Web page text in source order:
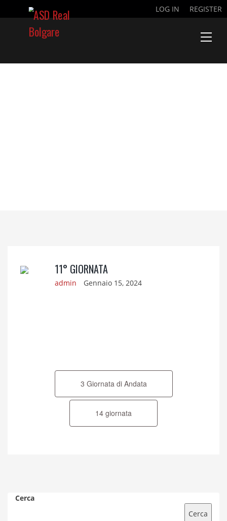
LOG IN REGISTER
11° GIORNATA
admin Gennaio 15, 2024
3 Giornata di Andata
14 giornata
Cerca
Cerca